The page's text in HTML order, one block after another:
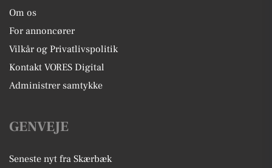
Om os
For annoncører
Vilkår og Privatlivspolitik
Kontakt VORES Digital
Administrer samtykke
GENVEJE
Seneste nyt fra Skærbæk